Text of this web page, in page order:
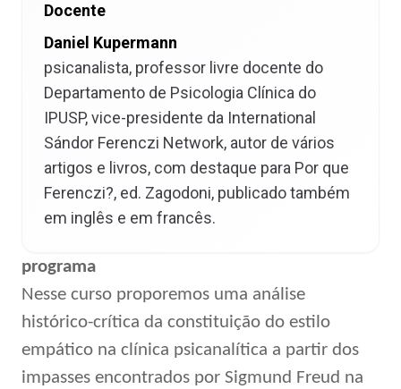
programa
Nesse curso proporemos uma análise
histórico-crítica da constituição do estilo
empático na clínica psicanalítica a partir dos
impasses encontrados por Sigmund Freud na
Docente
Daniel Kupermann
psicanalista, professor livre docente do
Departamento de Psicologia Clínica do
IPUSP, vice-presidente da International
Sándor Ferenczi Network, autor de vários
artigos e livros, com destaque para Por que
Ferenczi?, ed. Zagodoni, publicado também
em inglês e em francês.